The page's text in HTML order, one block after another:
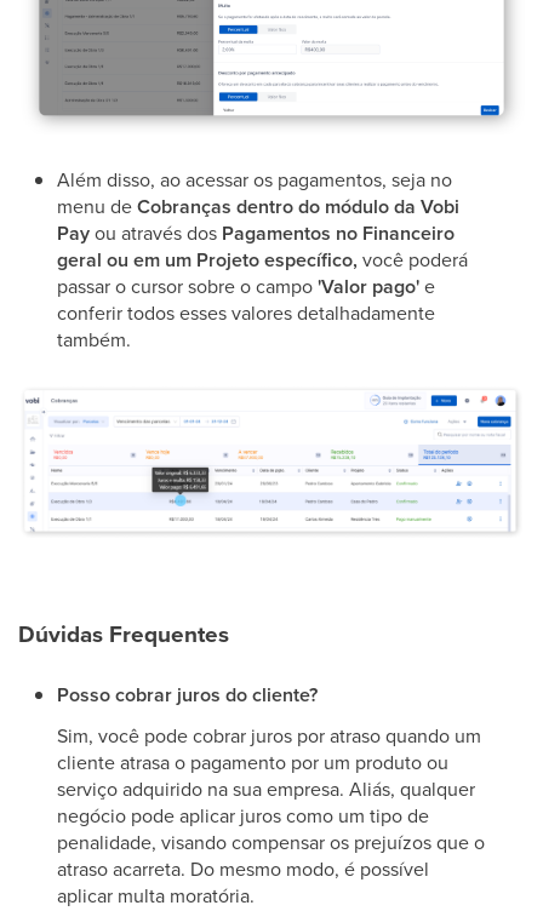
Além disso, ao acessar os pagamentos, seja no
menu deCobranças dentro do módulo da Vobi
Payou através dos Pagamentos no Financeiro
geral ou em um Projeto específico, você poderá
passar o cursor sobre o campo'Valor pago'e
conferir todos esses valores detalhadamente
também.
Dúvidas Frequentes
Posso cobrar juros do cliente?
Sim, você pode cobrar juros por atraso quando um
cliente atrasa o pagamento por um produto ou
serviço adquirido na sua empresa. Aliás, qualquer
negócio pode aplicar juros como um tipo de
penalidade, visando compensar os prejuízos que o
atraso acarreta. Do mesmo modo, é possível
aplicar multa moratória.